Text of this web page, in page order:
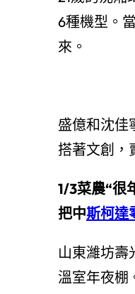
6種機型。
來。
盛億和沈佳
搭著文創，
1/3菜農“很
把中斯柯達
山東濰坊壽
溫室年夜棚